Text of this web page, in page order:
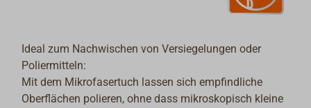
Ideal zum Nachwischen von Versiegelungen oder
Poliermitteln:
Mit dem Mikrofasertuch lassen sich empfindliche
Oberflächen polieren, ohne dass mikroskopisch kleine